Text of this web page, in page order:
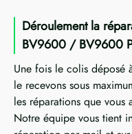
Déroulement la
BV9600 / BV9600
Une fois le colis déposé
le recevons sous
les réparations que vous
Notre équipe vous tient